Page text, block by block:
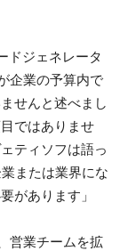
ドジェネレータ
企業の予算内で
せんと述べまし
ではありませ
ティソフは語っ
または業界にな
があります」
営業チームを拡